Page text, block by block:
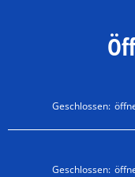
Klicken, um
Geschlossen:
Klicken, um
Geschlossen: